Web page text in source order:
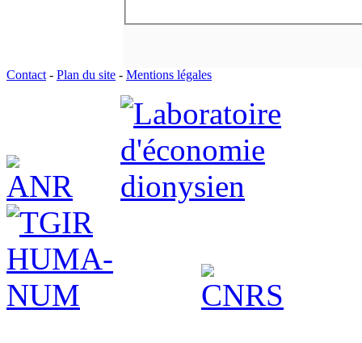
Contact - Plan du site - Mentions légales